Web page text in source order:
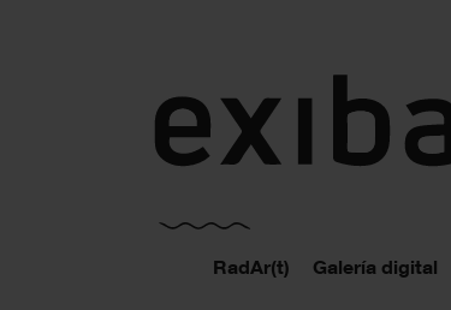
RadAr(t) Galería digital